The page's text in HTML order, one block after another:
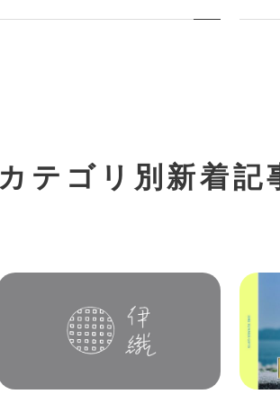
カテゴリ別新着記